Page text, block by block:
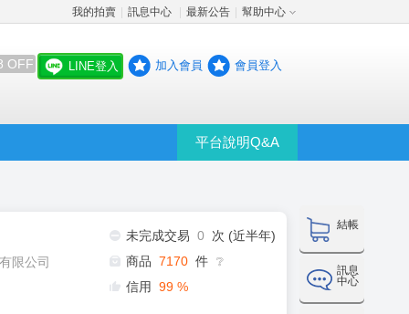
我的拍賣 訊息中心 最新公告 幫助中心
OFF LINE登入 加入會員 會員登入
平台說明Q&A
結帳
訊息
中心
限公司
未完成交易 0
次 (近半年)
商品 7170 件 ❔
信用 99 %